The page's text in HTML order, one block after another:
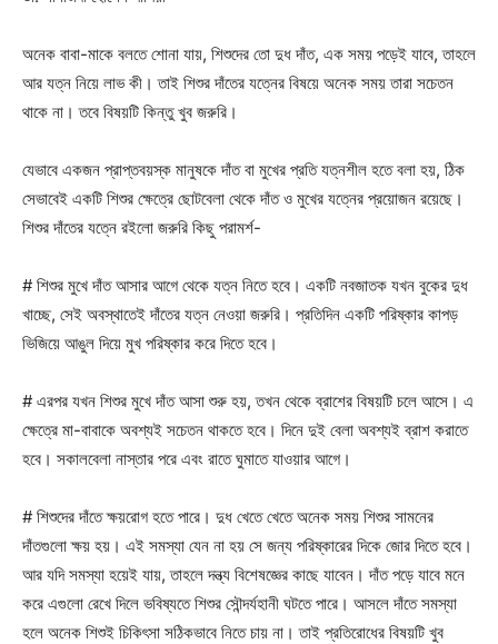
অনেক বাবা-মাকে বলতে শোনা যায়, শিশুদের তো দুধ দাঁত, এক সময় পড়েই যাবে, তাহলে
আর যত্ন নিয়ে লাভ কী। তাই শিশুর দাঁতের যত্নের বিষয়ে অনেক সময় তারা সচেতন
থাকে না। তবে বিষয়টি কিন্তু খুব জরুরি।
যেভাবে একজন প্রাপ্তবয়স্ক মানুষকে দাঁত বা মুখের প্রতি যত্নশীল হতে বলা হয়, ঠিক
সেভাবেই একটি শিশুর ক্ষেত্রে ছোটবেলা থেকে দাঁত ও মুখের যত্নের প্রয়োজন রয়েছে।
শিশুর দাঁতের যত্নে রইলো জরুরি কিছু পরামর্শ-
# শিশুর মুখে দাঁত আসার আগে থেকে যত্ন নিতে হবে। একটি নবজাতক যখন বুকের দুধ
খাচ্ছে, সেই অবস্থাতেই দাঁতের যত্ন নেওয়া জরুরি। প্রতিদিন একটি পরিষ্কার কাপড়
ভিজিয়ে আঙুল দিয়ে মুখ পরিষ্কার করে দিতে হবে।
# এরপর যখন শিশুর মুখে দাঁত আসা শুরু হয়, তখন থেকে ব্রাশের বিষয়টি চলে আসে। এ
ক্ষেত্রে মা-বাবাকে অবশ্যই সচেতন থাকতে হবে। দিনে দুই বেলা অবশ্যই ব্রাশ করাতে
হবে। সকালবেলা নাস্তার পরে এবং রাতে ঘুমাতে যাওয়ার আগে।
# শিশুদের দাঁতে ক্ষয়রোগ হতে পারে। দুধ খেতে খেতে অনেক সময় শিশুর সামনের
দাঁতগুলো ক্ষয় হয়। এই সমস্যা যেন না হয় সে জন্য পরিষ্কারের দিকে জোর দিতে হবে।
আর যদি সমস্যা হয়েই যায়, তাহলে দন্ত্য বিশেষজ্ঞের কাছে যাবেন। দাঁত পড়ে যাবে মনে
করে এগুলো রেখে দিলে ভবিষ্যতে শিশুর সৌন্দর্যহানী ঘটতে পারে। আসলে দাঁতে সমস্যা
হলে অনেক শিশুই চিকিৎসা সঠিকভাবে নিতে চায় না। তাই প্রতিরোধের বিষয়টি খুব